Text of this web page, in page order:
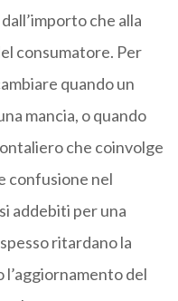
che alla
consumatore. Per
quando un
mancia, o quando
che coinvolge
confusione nel
addebiti per una
ritardano la
del